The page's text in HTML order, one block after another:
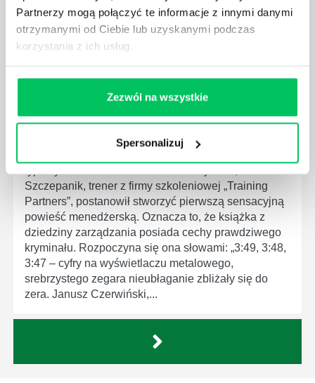
Partnerzy mogą połączyć te informacje z innymi danymi
otrzymanymi od Ciebie lub uzyskanymi podczas
korzystania z ich usług.
Zezwól na wszystkie
Spersonalizuj
najczęściej spotykają się w swojej codziennej
pracy.Książka „The HR Answer Book” omawia wiele
problemów, z...
Szczepanik, trener z firmy szkoleniowej „Training
Partners”, postanowił stworzyć pierwszą sensacyjną
powieść menedżerską. Oznacza to, że książka z
dziedziny zarządzania posiada cechy prawdziwego
kryminału. Rozpoczyna się ona słowami: „3:49, 3:48,
3:47 – cyfry na wyświetlaczu metalowego,
srebrzystego zegara nieubłaganie zbliżały się do
zera. Janusz Czerwiński,...